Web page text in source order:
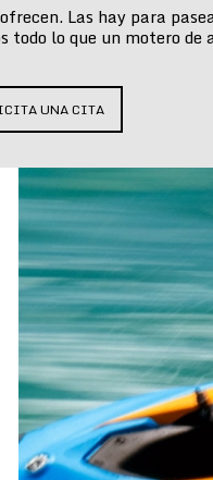
Las hay para
lo que un motero de
UNA CITA